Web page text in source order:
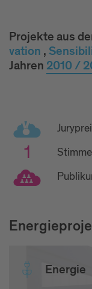
Projekte aus
vation ,
Jahren 2010 /
1
Ener­gie